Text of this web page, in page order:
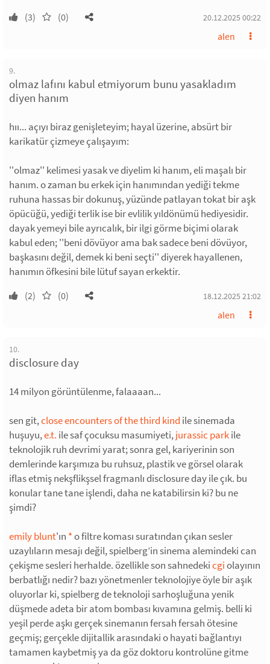
(3) (0) 20.12.2025 00:22
alen
9.
olmaz lafını kabul etmiyorum bunu yasakladım
diyen hanım
hıı... açıyı biraz genişleteyim; hayal üzerine, absürt bir
karikatür çizmeye çalışayım:
''olmaz'' kelimesi yasak ve diyelim ki hanım, eli maşalı bir
hanım. o zaman bu erkek için hanımından yediği tekme
ruhuna hassas bir dokunuş, yüzünde patlayan tokat bir aşk
öpücüğü, yediği terlik ise bir evlilik yıldönümü hediyesidir.
dayak yemeyi bile ayrıcalık, bir ilgi görme biçimi olarak
kabul eden; ''beni dövüyor ama bak sadece beni dövüyor,
başkasını değil, demek ki beni seçti'' diyerek hayallenen,
hanımın öfkesini bile lütuf sayan erkektir.
(2) (0) 18.12.2025 21:02
alen
10.
disclosure day
14 milyon görüntülenme, falaaaan...
sen git,close encounters of the third kind ile sinemada
huşuyu,e.t. ile saf çocuksu masumiyeti,jurassic parkile
teknolojik ruh devrimi yarat; sonra gel, kariyerinin son
demlerinde karşımıza bu ruhsuz, plastik ve görsel olarak
iflas etmiş nekşflikşsel fragmanlı disclosure day ile çık. bu
konular tane tane işlendi, daha ne katabilirsin ki? bu ne
şimdi?
emily blunt'ın *o filtre koması suratından çıkan sesler
uzaylıların mesajı değil, spielberg’in sinema alemindeki can
çekişme sesleri herhalde. özellikle son sahnedekicgiolayının
berbatlığı nedir? bazı yönetmenler teknolojiye öyle bir aşık
oluyorlar ki, spielberg de teknoloji sarhoşluğuna yenik
düşmede adeta bir atom bombası kıvamına gelmiş. belli ki
yeşil perde aşkı gerçek sinemanın fersah fersah ötesine
geçmiş; gerçekle dijitallik arasındaki o hayati bağlantıyı
tamamen kaybetmiş ya da göz doktoru kontrolüne gitme